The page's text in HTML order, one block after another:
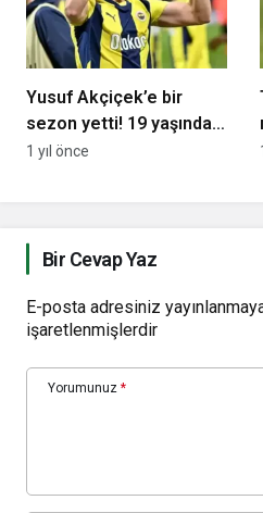
Yusuf Akçiçek’e bir
sezon yetti! 19 yaşında
rekor bedel…
1 yıl önce
Bir Cevap Yaz
E-posta adresiniz
işaretlenmişlerdir
Yorumunuz *